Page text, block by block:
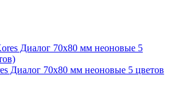
Диалог 70х80 мм неоновые 5 цветов